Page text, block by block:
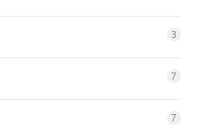
3
7
7